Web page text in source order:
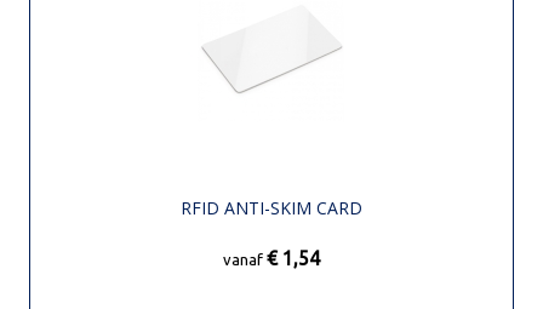
RFID ANTI-SKIM CARD
vanaf € 1,54